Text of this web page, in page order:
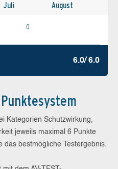
Juli August
0
6.0/ 6.0
Kategorien Schutzwirkung,
jeweils maximal 6 Punkte
bestmögliche Testergebnis.